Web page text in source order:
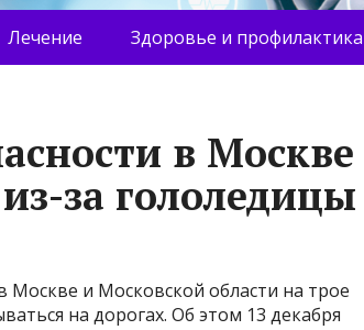
Лечение Здоровье и профилактика
в Москве
за гололедицы
и Московской области на трое
на дорогах. Об этом 13 декабря